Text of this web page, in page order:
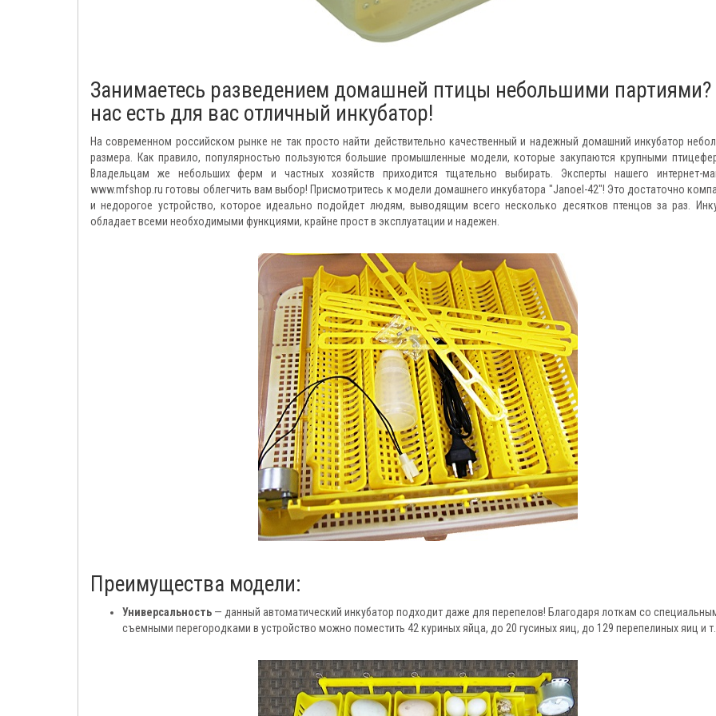
Занимаетесь разведением домашней птицы небольшими партиями?
нас есть для вас отличный инкубатор!
На современном российском рынке не так просто найти действительно качественный и надежный домашний инкубатор
размера. Как правило, популярностью пользуются большие промышленные модели, которые закупаются крупными
Владельцам же небольших ферм и частных хозяйств приходится тщательно выбирать. Эксперты нашего интернет-
www.mfshop.ru готовы облегчить вам выбор! Присмотритесь к модели домашнего инкубатора "Janoel-42"! Это достаточно
и недорогое устройство, которое идеально подойдет людям, выводящим всего несколько десятков птенцов за раз.
обладает всеми необходимыми функциями, крайне прост в эксплуатации и надежен.
Преимущества модели:
Универсальность — данный автоматический инкубатор подходит даже для перепелов! Благодаря лоткам со
съемными перегородками в устройство можно поместить 42 куриных яйца, до 20 гусиных яиц, до 129 перепелиных яиц и